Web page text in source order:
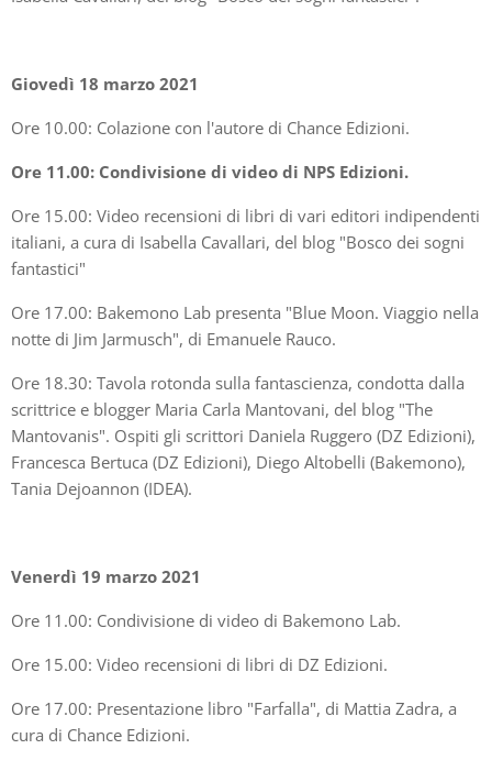
Giovedì 18 marzo 2021
Ore 10.00: Colazione con l'autore di Chance Edizioni.
Ore 11.00: Condivisione di video di NPS Edizioni.
Ore 15.00: Video recensioni di libri di vari editori indipendenti
italiani, a cura di Isabella Cavallari, del blog "Bosco dei sogni
fantastici"
Ore 17.00: Bakemono Lab presenta "Blue Moon. Viaggio nella
notte di Jim Jarmusch", di Emanuele Rauco.
Ore 18.30: Tavola rotonda sulla fantascienza, condotta dalla
scrittrice e blogger Maria Carla Mantovani, del blog "The
Mantovanis". Ospiti gli scrittori Daniela Ruggero (DZ Edizioni),
Francesca Bertuca (DZ Edizioni), Diego Altobelli (Bakemono),
Tania Dejoannon (IDEA).
Venerdì 19 marzo 2021
Ore 11.00: Condivisione di video di Bakemono Lab.
Ore 15.00: Video recensioni di libri di DZ Edizioni.
Ore 17.00: Presentazione libro "Farfalla", di Mattia Zadra, a
cura di Chance Edizioni.